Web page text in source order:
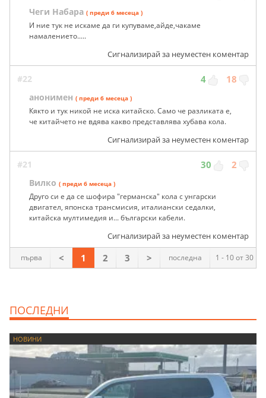
Чеги Набара ( преди 6 месеца )
И ние тук не искаме да ги купуваме,айде,чакаме
намалението.....
Сигнализирай за неуместен коментар
#22 4 18
анонимен ( преди 6 месеца )
Кякто и тук никой не иска китайско. Само че разликата е,
че китайчето не вдява какво представлява хубава кола.
Сигнализирай за неуместен коментар
#21 30 2
Вилко ( преди 6 месеца )
Друго си е да се шофира "германска" кола с унгарски
двигател, японска трансмисия, италиански седалки,
китайска мултимедия и... български кабели.
Сигнализирай за неуместен коментар
1 - 10 от 30
първа < 1 2 3 > последна
ПОСЛЕДНИ
НОВИНИ